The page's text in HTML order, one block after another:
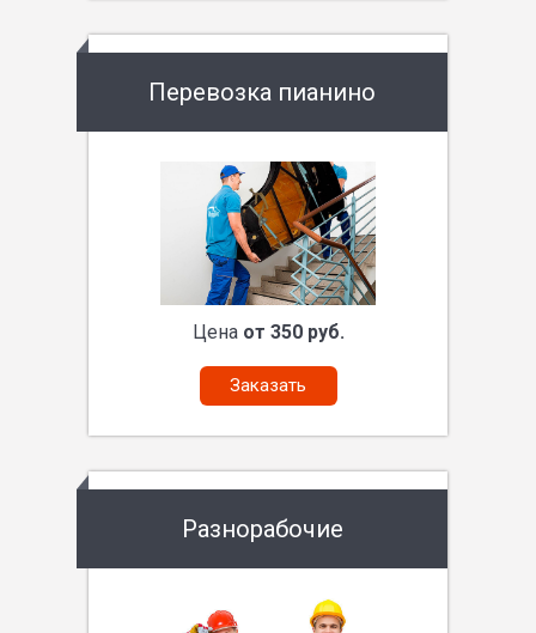
Перевозка пианино
Цена от 350 руб.
Заказать
Разнорабочие